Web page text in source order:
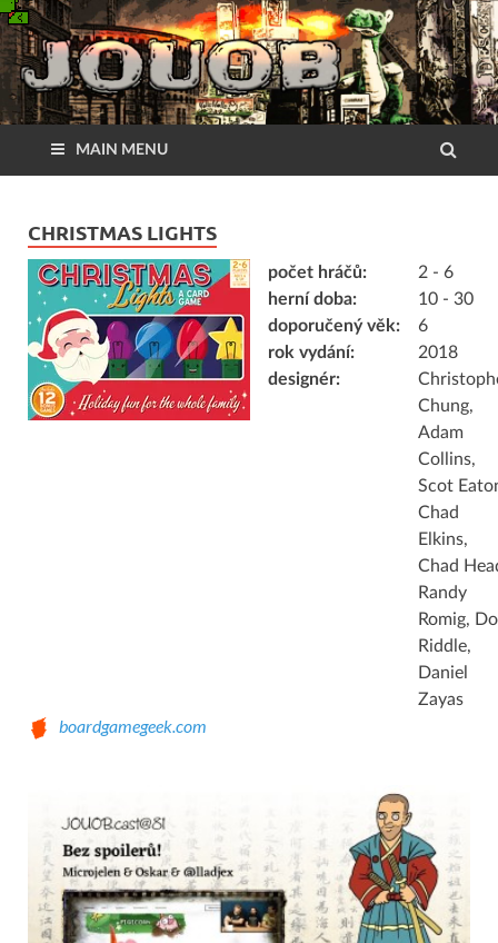
MAIN MENU
CHRISTMAS LIGHTS
počet hráčů:
2 - 6
herní doba:
10 - 30
doporučený věk:
6
rok vydání:
2018
designér:
Chung,
Adam
Collins,
Scot
Chad
Elkins,
Chad
Randy
Romig,
Riddle,
Daniel
Zayas
boardgamegeek.com